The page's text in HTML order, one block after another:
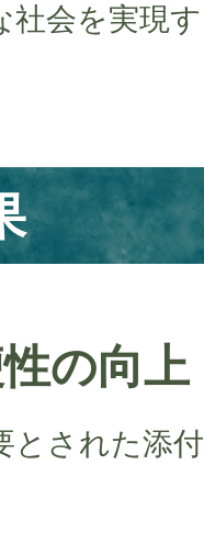
社会を実現
の向上
とされた添